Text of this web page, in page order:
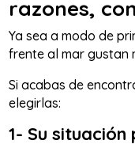
razones,
Ya sea a modo de
frente al mar gustan
Si acabas de
elegirlas:
1- Su